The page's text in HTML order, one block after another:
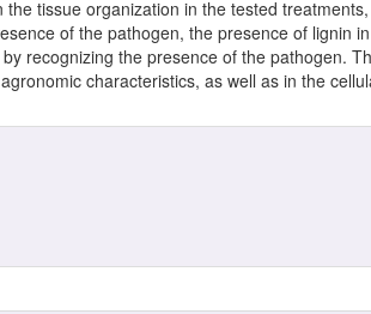
tissue organization in the tested
of the pathogen, the presence of lignin
recognizing the presence of the pathogen.
characteristics, as well as in the